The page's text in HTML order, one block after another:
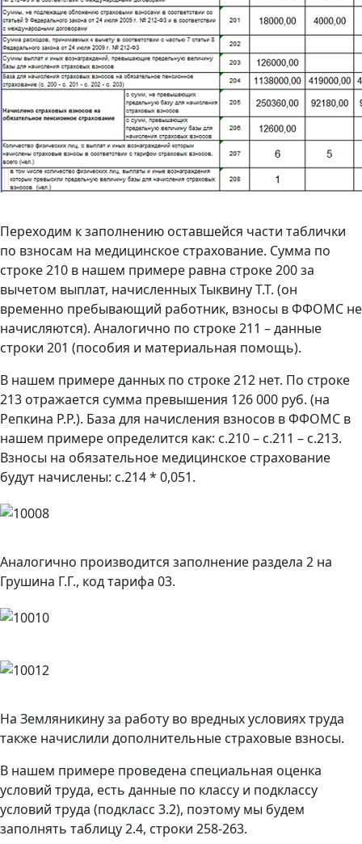
Переходим к заполнению оставшейся части таблички
по взносам на медицинское страхование. Сумма по
строке 210 в нашем примере равна строке 200 за
вычетом выплат, начисленных Тыквину Т.Т. (он
временно пребывающий работник, взносы в ФФОМС не
начисляются). Аналогично по строке 211 – данные
строки 201 (пособия и материальная помощь).
В нашем примере данных по строке 212 нет. По строке
213 отражается сумма превышения 126 000 руб. (на
Репкина Р.Р.). База для начисления взносов в ФФОМС в
нашем примере определится как: с.210 – с.211 – с.213.
Взносы на обязательное медицинское страхование
будут начислены: с.214 * 0,051.
Аналогично производится заполнение раздела 2 на
Грушина Г.Г., код тарифа 03.
На Земляникину за работу во вредных условиях труда
также начислили дополнительные страховые взносы.
В нашем примере проведена специальная оценка
условий труда, есть данные по классу и подклассу
условий труда (подкласс 3.2), поэтому мы будем
заполнять таблицу 2.4, строки 258-263.